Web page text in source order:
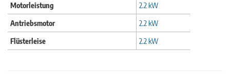
Motorleistung
2.2 kW
Antriebsmotor
2.2 kW
Flüsterleise
2.2 kW